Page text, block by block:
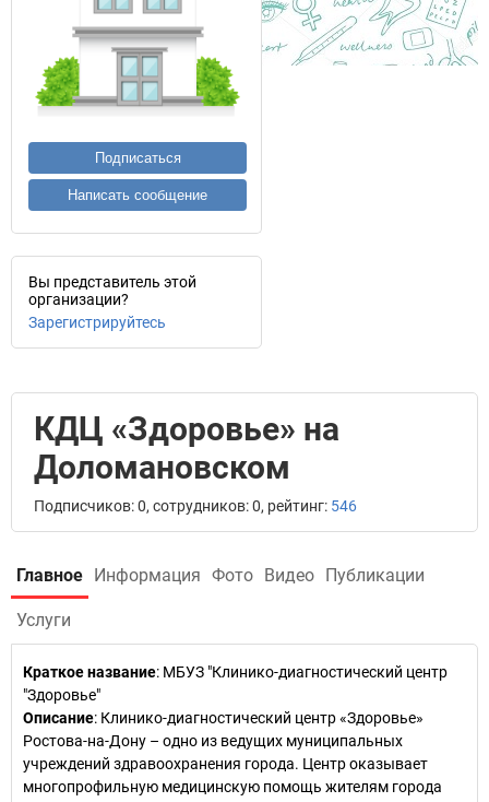
Подписаться
Написать сообщение
Вы представитель этой
организации?
Зарегистрируйтесь
КДЦ «Здоровье» на
Доломановском
Подписчиков: 0, сотрудников: 0, рейтинг: 546
Главное Информация Фото Видео Публикации
Услуги
Краткое название: МБУЗ "Клинико-диагностический центр
"Здоровье"
Описание: Клинико-диагностический центр «Здоровье»
Ростова-на-Дону – одно из ведущих муниципальных
учреждений здравоохранения города. Центр оказывает
многопрофильную медицинскую помощь жителям города